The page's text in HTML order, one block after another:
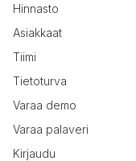
Hinnasto
Asiakkaat
Tiimi
Tietoturva
Varaa demo
Varaa palaveri
Kirjaudu